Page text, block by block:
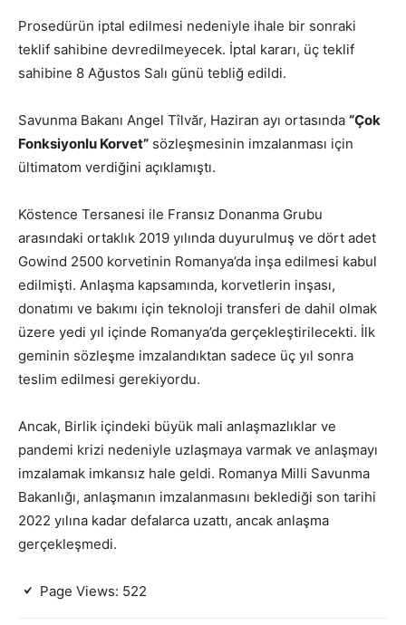
Prosedürün iptal edilmesi nedeniyle ihale bir sonraki
teklif sahibine devredilmeyecek. İptal kararı, üç teklif
sahibine 8 Ağustos Salı günü tebliğ edildi.
Savunma Bakanı Angel Tîlvăr, Haziran ayı ortasında “Çok
Fonksiyonlu Korvet” sözleşmesinin imzalanması için
ültimatom verdiğini açıklamıştı.
Köstence Tersanesi ile Fransız Donanma Grubu
arasındaki ortaklık 2019 yılında duyurulmuş ve dört adet
Gowind 2500 korvetinin Romanya’da inşa edilmesi kabul
edilmişti. Anlaşma kapsamında, korvetlerin inşası,
donatımı ve bakımı için teknoloji transferi de dahil olmak
üzere yedi yıl içinde Romanya’da gerçekleştirilecekti. İlk
geminin sözleşme imzalandıktan sadece üç yıl sonra
teslim edilmesi gerekiyordu.
Ancak, Birlik içindeki büyük mali anlaşmazlıklar ve
pandemi krizi nedeniyle uzlaşmaya varmak ve anlaşmayı
imzalamak imkansız hale geldi. Romanya Milli Savunma
Bakanlığı, anlaşmanın imzalanmasını beklediği son tarihi
2022 yılına kadar defalarca uzattı, ancak anlaşma
gerçekleşmedi.
Page Views: 522